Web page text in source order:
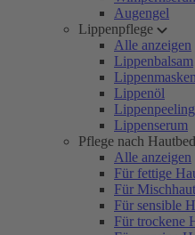
Augengel
Lippenpflege
Alle anzeigen
Lippenbalsam
Lippenmasken
Lippenöl
Lippenpeeling
Lippenserum
Pflege nach
Alle anzeigen
Für fettige
Für Mischhaut
Für sensible
Für trockene